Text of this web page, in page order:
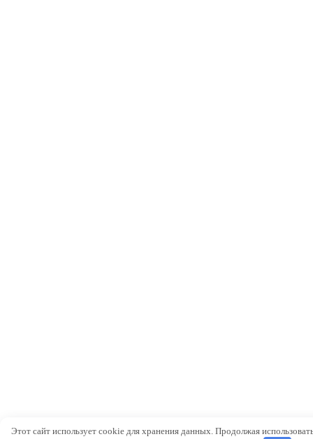
Этот сайт использует cookie для хранения данных. Продолжая